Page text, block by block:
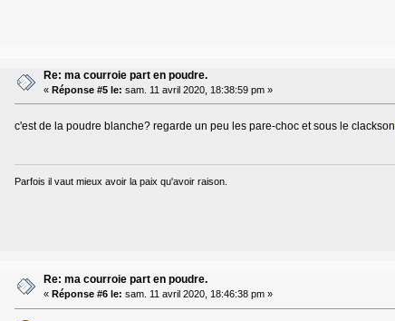
Re: ma courroie part en poudre.
« Réponse #5 le: sam. 11 avril 2020, 18:38:59 pm »
c'est de la poudre blanche? regarde un peu les pare-choc et sous le clackson
Parfois il vaut mieux avoir la paix qu'avoir raison.
Re: ma courroie part en poudre.
« Réponse #6 le: sam. 11 avril 2020, 18:46:38 pm »